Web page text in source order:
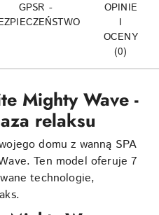
GPSR -
OPINIE
I
OCENY
(0)
Mighty Wave -
relaksu
domu z wanną SPA
Ten model oferuje 7
technologie,